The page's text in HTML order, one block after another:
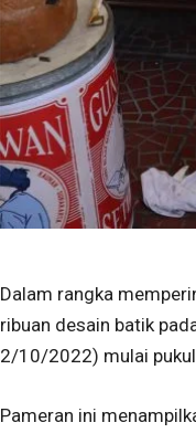
Dalam rangka
ribuan desain batik
2/10/2022) mulai
Pameran ini